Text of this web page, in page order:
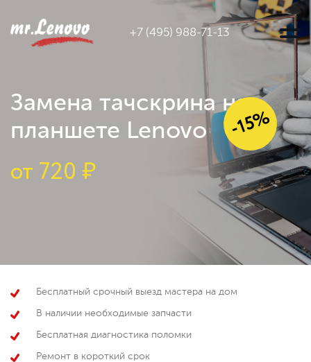
+7 (495) 988-71-13
Замена тачскрина на
планшете Lenovo
от 720 ₽
-15%
Бесплатный срочный выезд мастера на дом
В наличии необходимые запчасти
Бесплатная диагностика поломки
Ремонт в короткий срок